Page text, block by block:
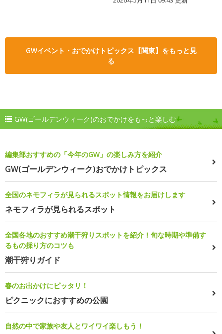
GWイベント・おでかけトピックス【関東】をもっと見
る
GW(ゴールデンウィーク)のおでかけをもっと楽しむ
編集部おすすめの「今年のGW」の楽しみ方を紹介
GW(ゴールデンウィーク)おでかけトピックス
全国のネモフィラが見られるスポット情報をお届けします
ネモフィラが見られるスポット
全国各地のおすすめ潮干狩りスポットを紹介！旬な時期や準備す
るもの採り方のコツも
潮干狩りガイド
春のお出かけにピッタリ！
ピクニックにおすすめの公園
自然の中で家族や友人とワイワイ楽しもう！